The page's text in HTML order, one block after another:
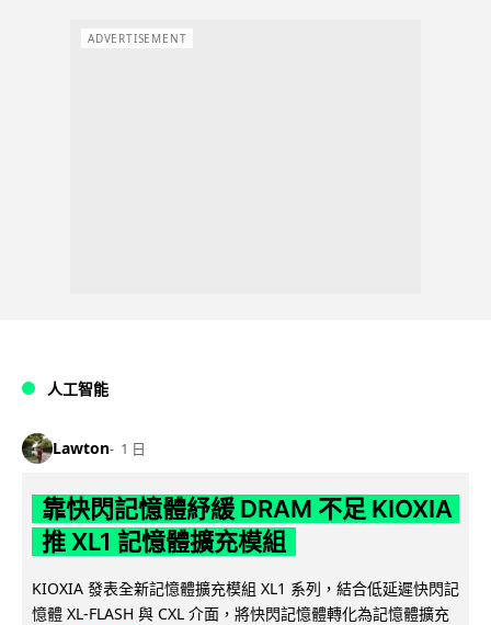
ADVERTISEMENT
人工智能
Lawton 1 日
靠快閃記憶體紓緩 DRAM 不足 KIOXIA
推 XL1 記憶體擴充模組
KIOXIA 發表全新記憶體擴充模組 XL1 系列，結合低延遲快閃記
憶體 XL-FLASH 與 CXL 介面，將快閃記憶體轉化為記憶體擴充